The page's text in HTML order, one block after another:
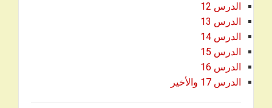
الدرس 12
الدرس 13
الدرس 14
الدرس 15
الدرس 16
الدرس 17 والأخير